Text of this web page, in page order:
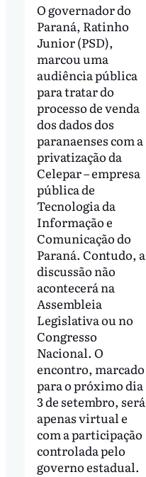
O governador do
Paraná, Ratinho
Junior (PSD),
marcou uma
audiência pública
para tratar do
processo de venda
dos dados dos
paranaenses com a
privatização da
Celepar – empresa
pública de
Tecnologia da
Informação e
Comunicação do
Paraná. Contudo, a
discussão não
acontecerá na
Assembleia
Legislativa ou no
Congresso
Nacional. O
encontro, marcado
para o próximo dia
3 de setembro, será
apenas virtual e
com a participação
controlada pelo
governo estadual.